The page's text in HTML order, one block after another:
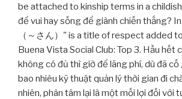
be attached to kinship terms in a
để vui hay sống để giành chiến thắng?
（～さん）" is a title of respect added
Buena Vista Social Club: Top 3. Hầu hết
không có đủ thì giờ để lãng phí, dù đã
bao nhiêu kỹ thuật quản lý thời gian đi
nhiên, phân tâm lại là một mối lợi đối với